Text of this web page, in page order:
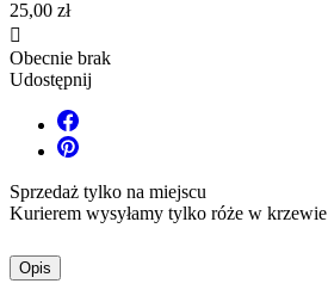
25,00 zł

Obecnie brak
Udostępnij
Sprzedaż tylko na miejscu
Kurierem wysyłamy tylko róże w krzewie
Opis